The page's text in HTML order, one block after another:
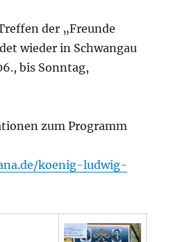
der „Freunde
wieder in Schwangau
bis Sonntag,
zum Programm
koenig-ludwig-